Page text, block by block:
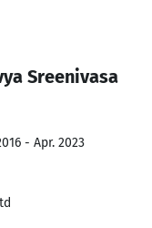
Sreenivasa
- Apr. 2023